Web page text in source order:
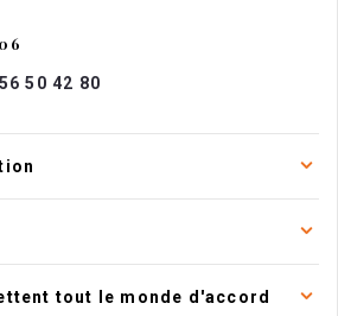
50 42 80
tout le monde d'accord